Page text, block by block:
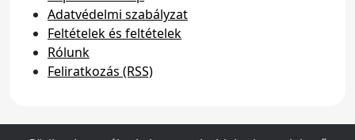
Adatvédelmi szabályzat
Feltételek és feltételek
Rólunk
Feliratkozás (RSS)